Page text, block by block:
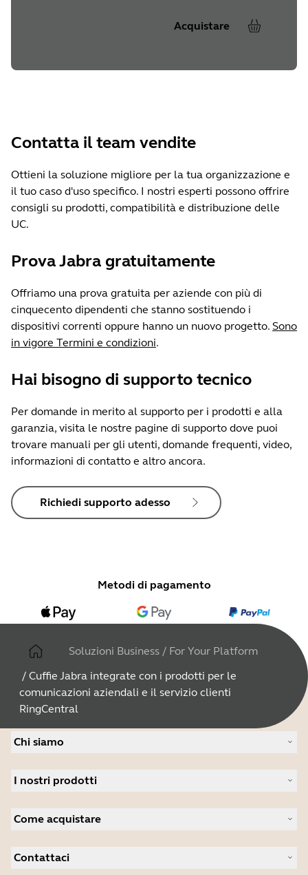
Acquistare
Contatta il team vendite
Ottieni la soluzione migliore per la tua organizzazione e
il tuo caso d'uso specifico. I nostri esperti possono offrire
consigli su prodotti, compatibilità e distribuzione delle
UC.
Prova Jabra gratuitamente
Offriamo una prova gratuita per aziende con più di
cinquecento dipendenti che stanno sostituendo i
dispositivi correnti oppure hanno un nuovo progetto. Sono
in vigore Termini e condizioni.
Hai bisogno di supporto tecnico
Per domande in merito al supporto per i prodotti e alla
garanzia, visita le nostre pagine di supporto dove puoi
trovare manuali per gli utenti, domande frequenti, video,
informazioni di contatto e altro ancora.
Richiedi supporto adesso
Metodi di pagamento
Soluzioni Business / For Your Platform
/ Cuffie Jabra integrate con i prodotti per le
comunicazioni aziendali e il servizio clienti
RingCentral
Chi siamo
Possibilità di lavoro
Novità e comunicati stampa
Leggi il nostro blog
Casi di studio
I nostri prodotti
Dispositivi viva voce
Videocamere personali
Software
Come acquistare
Distributori B2B
Contattaci